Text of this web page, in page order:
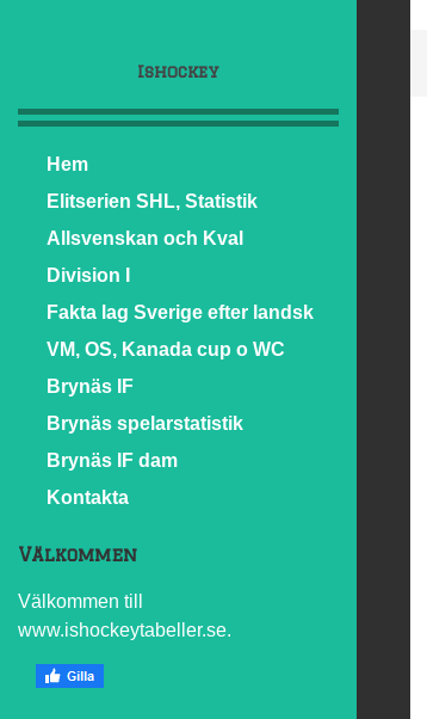
Ishockey
Hem
Elitserien SHL, Statistik
Allsvenskan och Kval
Division I
Fakta lag Sverige efter landsk
VM, OS, Kanada cup o WC
Brynäs IF
Brynäs spelarstatistik
Brynäs IF dam
Kontakta
Välkommen
Välkommen till
www.ishockeytabeller.se.